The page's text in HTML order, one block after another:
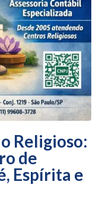
Religioso:
de
Espírita e